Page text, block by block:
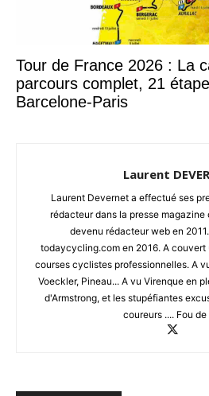
Tour de France 2026 : La
parcours complet, 21
Barcelone-Paris
Laurent
Laurent Devernet a effectué ses
rédacteur dans la presse
devenu rédacteur web en
todaycycling.com en 2016. A couvert
courses cyclistes professionnelles. A
Voeckler, Pineau... A vu Virenque en
d'Armstrong, et les stupéfiantes
coureurs .... Fou